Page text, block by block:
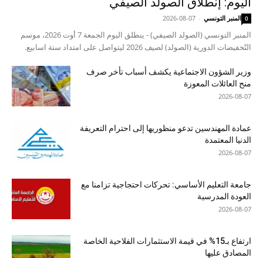
المنبر التونسي -
2026-08-07 0
المنبر التونسي (الصولد الصيفي) - ينطلق اليوم الجمعة 7 أوت 2026، موسم
التّخفيضات الدورية (الصولد) لصيف 2026 ليتواصل على امتداد ستة اسابيع.
وزير الشؤون الاجتماعية يكشف أسباب تأخر صرف
منح العائلات المعوزة
2026-08-07
عمادة المهندسين تدعو منظوريها إلى احترام التعريفة
الدنيا المعتمدة
2026-08-07
جامعة التعليم الأساسي: تحركات احتجاجية تزامنا مع
العودة المدرسية
2026-08-07
ارتفاع بـ15% في قيمة الاستثمارات الفلاحية الخاصة
المصادق عليها